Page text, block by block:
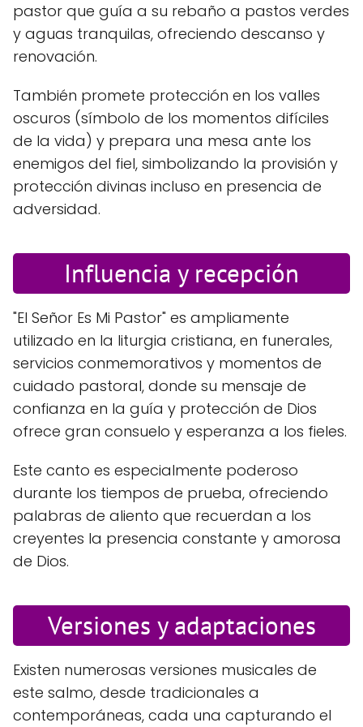
pastor que guía a su rebaño a pastos verdes
y aguas tranquilas, ofreciendo descanso y
renovación.
También promete protección en los valles
oscuros (símbolo de los momentos difíciles
de la vida) y prepara una mesa ante los
enemigos del fiel, simbolizando la provisión y
protección divinas incluso en presencia de
adversidad.
Influencia y recepción
"El Señor Es Mi Pastor" es ampliamente
utilizado en la liturgia cristiana, en funerales,
servicios conmemorativos y momentos de
cuidado pastoral, donde su mensaje de
confianza en la guía y protección de Dios
ofrece gran consuelo y esperanza a los fieles.
Este canto es especialmente poderoso
durante los tiempos de prueba, ofreciendo
palabras de aliento que recuerdan a los
creyentes la presencia constante y amorosa
de Dios.
Versiones y adaptaciones
Existen numerosas versiones musicales de
este salmo, desde tradicionales a
contemporáneas, cada una capturando el